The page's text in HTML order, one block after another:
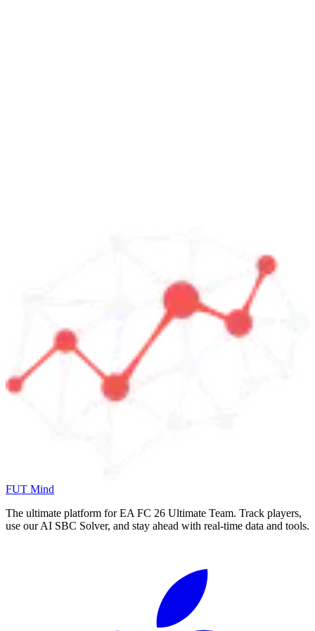
FUT Mind
The ultimate platform for EA FC 26 Ultimate Team. Track players,
use our AI SBC Solver, and stay ahead with real-time data and tools.